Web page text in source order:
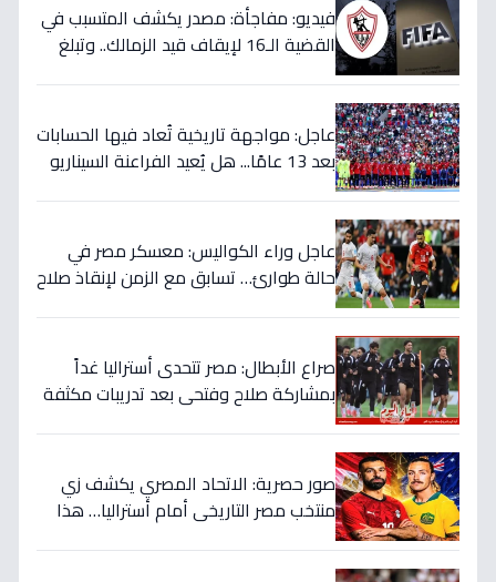
فيديو: مفاجأة: مصدر يكشف المتسبب في
القضية الـ16 لإيقاف قيد الزمالك.. وتبلغ
عاجل: مواجهة تاريخية تُعاد فيها الحسابات
بعد 13 عامًا... هل يُعيد الفراعنة السيناريو
عاجل وراء الكواليس: معسكر مصر في
حالة طوارئ… تسابق مع الزمن لإنقاذ صلاح
صراع الأبطال: مصر تتحدى أستراليا غداً
بمشاركة صلاح وفتحي بعد تدريبات مكثفة
صور حصرية: الاتحاد المصري يكشف زي
منتخب مصر التاريخي أمام أستراليا… هذا